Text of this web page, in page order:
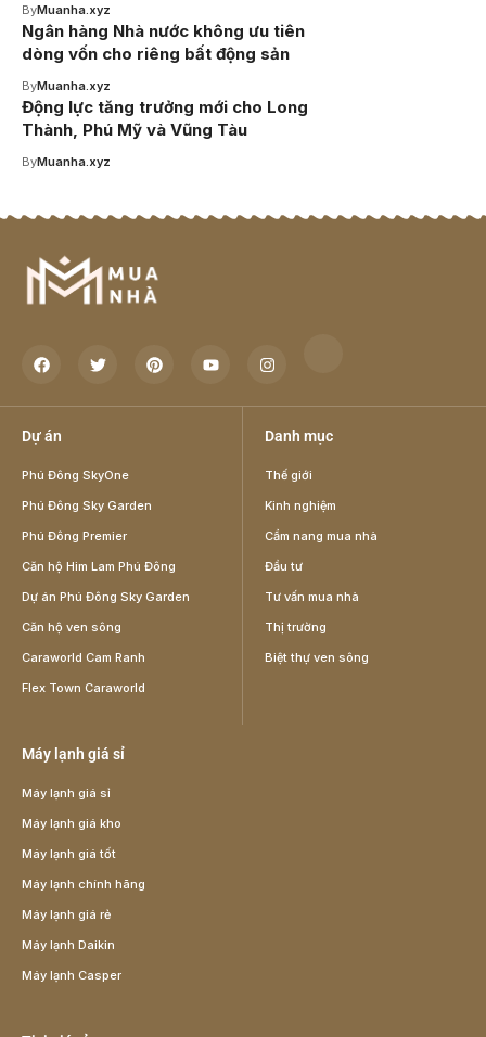
ByMuanha.xyz
Ngân hàng Nhà nước không ưu tiên
dòng vốn cho riêng bất động sản
ByMuanha.xyz
Động lực tăng trưởng mới cho Long
Thành, Phú Mỹ và Vũng Tàu
ByMuanha.xyz
Dự án
Phú Đông SkyOne
Phú Đông Sky Garden
Phú Đông Premier
Căn hộ Him Lam Phú Đông
Dự án Phú Đông Sky Garden
Căn hộ ven sông
Caraworld Cam Ranh
Flex Town Caraworld
Danh mục
Thế giới
Kinh nghiệm
Cẩm nang mua nhà
Đầu tư
Tư vấn mua nhà
Thị trường
Biệt thự ven sông
Máy lạnh giá sỉ
Máy lạnh giá sỉ
Máy lạnh giá kho
Máy lạnh giá tốt
Máy lạnh chính hãng
Máy lạnh giá rẻ
Máy lạnh Daikin
Máy lạnh Casper